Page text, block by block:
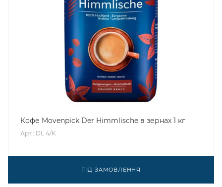
Кофе Movenpick Der Himmlische в зернах 1 кг
Арт.: DL 4/K
ПІД ЗАМОВЛЕННЯ